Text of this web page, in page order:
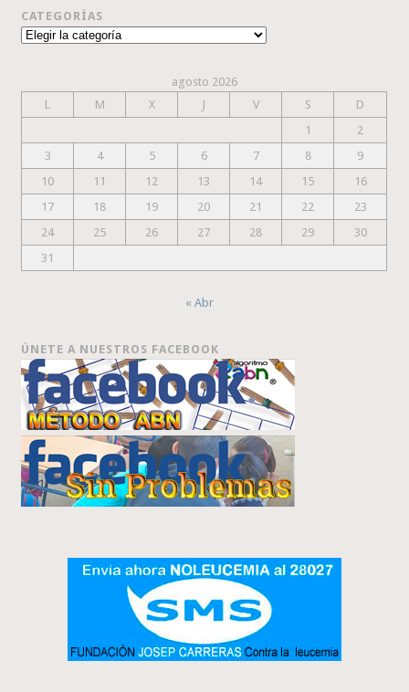
CATEGORÍAS
Categorías
agosto 2026
L
M X J V S
D
1
2
3
4 5 6 7 8
9
10
11 12 13 14 15
16
17
18 19 20 21 22
23
24
25 26 27 28 29
30
31
« Abr
ÚNETE A NUESTROS FACEBOOK